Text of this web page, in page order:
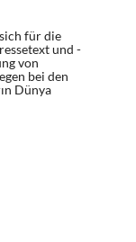
für die
und -
von
bei den
Dünya